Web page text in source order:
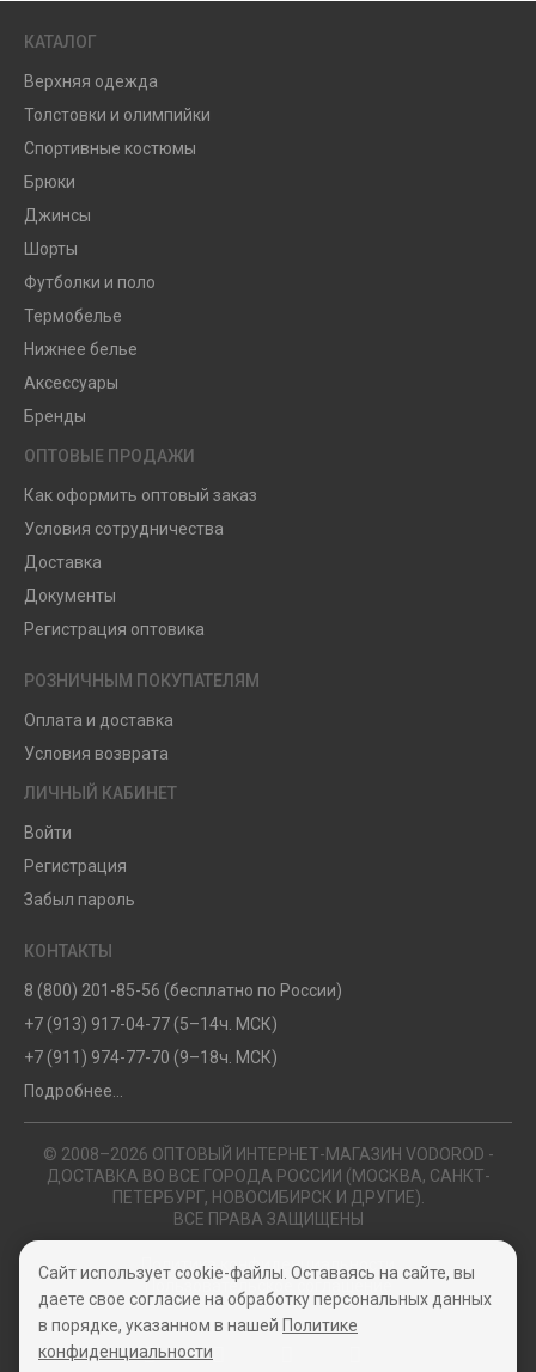
КАТАЛОГ
Верхняя одежда
Толстовки и олимпийки
Спортивные костюмы
Брюки
Джинсы
Шорты
Футболки и поло
Термобелье
Нижнее белье
Аксессуары
Бренды
ОПТОВЫЕ ПРОДАЖИ
Как оформить оптовый заказ
Условия сотрудничества
Доставка
Документы
Регистрация оптовика
РОЗНИЧНЫМ ПОКУПАТЕЛЯМ
Оплата и доставка
Условия возврата
ЛИЧНЫЙ КАБИНЕТ
Войти
Регистрация
Забыл пароль
КОНТАКТЫ
8 (800) 201-85-56 (бесплатно по России)
+7 (913) 917-04-77 (5–14ч. МСК)
+7 (911) 974-77-70 (9–18ч. МСК)
Подробнее...
© 2008–2026 ОПТОВЫЙ ИНТЕРНЕТ-МАГАЗИН VODOROD -
ДОСТАВКА ВО ВСЕ ГОРОДА РОССИИ (МОСКВА, САНКТ-
ПЕТЕРБУРГ, НОВОСИБИРСК И ДРУГИЕ).
ВСЕ ПРАВА ЗАЩИЩЕНЫ
Политика конфиденциальности
Пользовательское соглашение
Сайт использует cookie-файлы. Оставаясь на сайте, вы
даете свое согласие на обработку персональных данных
в порядке, указанном в нашей Политике
конфиденциальности